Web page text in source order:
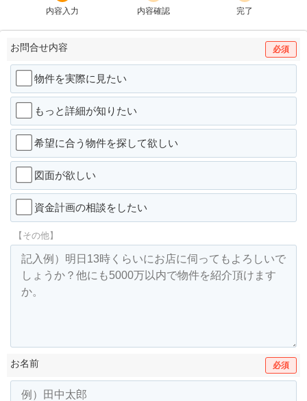
内容入力
内容確認
完了
お問合せ内容 必須
物件を実際に見たい
もっと詳細が知りたい
希望に合う物件を探して欲しい
図面が欲しい
資金計画の相談をしたい
【その他】
お名前 必須